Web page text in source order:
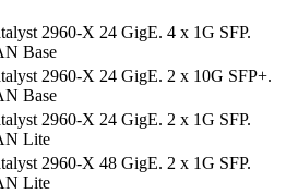
2960-X 24 GigE. 4 x 1G SFP.
Base
2960-X 24 GigE. 2 x 10G SFP+.
Base
2960-X 24 GigE. 2 x 1G SFP.
Lite
2960-X 48 GigE. 2 x 1G SFP.
Lite